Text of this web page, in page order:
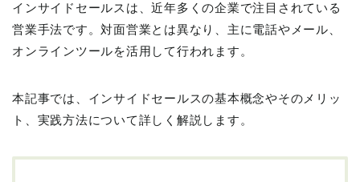
インサイドセールスは、近年多くの企業で注目されている
営業手法です。対面営業とは異なり、主に電話やメール、
オンラインツールを活用して行われます。
本記事では、インサイドセールスの基本概念やそのメリッ
ト、実践方法について詳しく解説します。